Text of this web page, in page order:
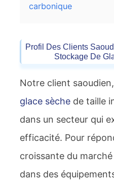
carbonique
Profil Des Clients
Stockage De
Notre client
glace sèche de taille
dans un secteur qui
efficacité. Pour
croissante du
dans des